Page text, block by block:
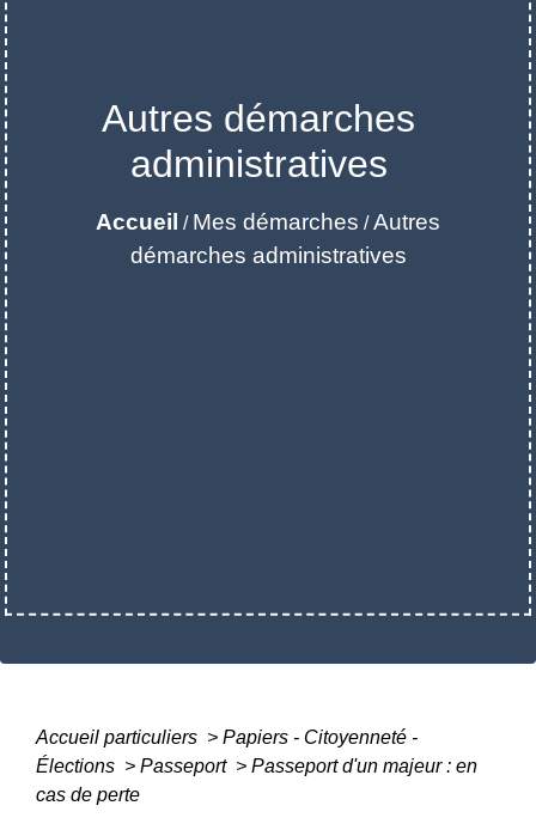
Autres démarches
administratives
Accueil / Mes démarches /Autres
démarches administratives
Accueil particuliers > Papiers - Citoyenneté -
Élections > Passeport > Passeport d'un majeur : en
cas de perte